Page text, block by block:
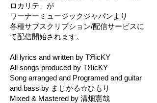
ロカリテ」が
ワーナーミュージックジャパンより
各種サブスクリプション/配信サービスに
て配信開始されます。
All lyrics and written by TЯicKY
All songs produced by TЯicKY
Song arranged and Programed and guitar
and bass by まじかる☆ひもり
Mixed & Mastered by 溝畑憲哉